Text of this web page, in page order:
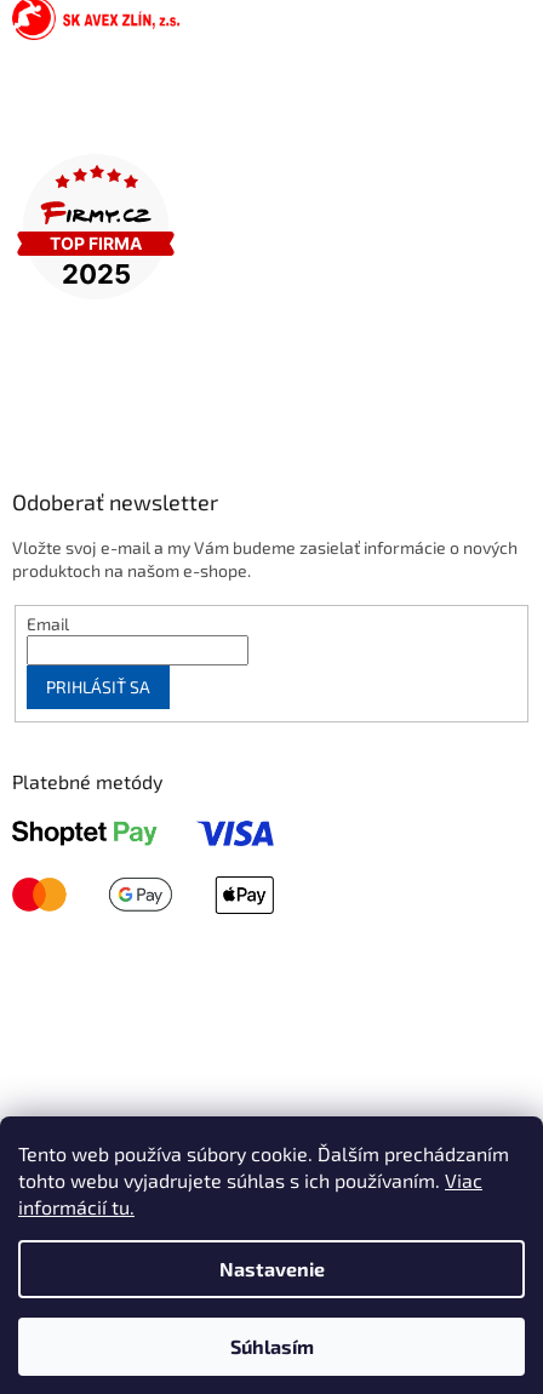
Tento web používa súbory cookie. Ďalším prechádzaním
tohto webu vyjadrujete súhlas s ich používaním. Viac
informácií tu.
Nastavenie
Súhlasím
Odoberať newsletter
Vložte svoj e-mail a my Vám budeme zasielať informácie o nových
produktoch na našom e-shope.
Email
PRIHLÁSIŤ SA
Platebné metódy
Vytvoril Shoptet
AVEX SKI. Všetky práva vyhradené.